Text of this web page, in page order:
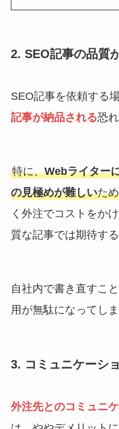
2. SEO記事の品質
SEO記事を依頼する
記事が納品される恐
特に、Webライター
の見極めが難しいた
く外注でコストをか
質な記事では期待す
自社内で書き直すこ
用が無駄になってしま
3. コミュニケーシ
外注先とのコミュニ